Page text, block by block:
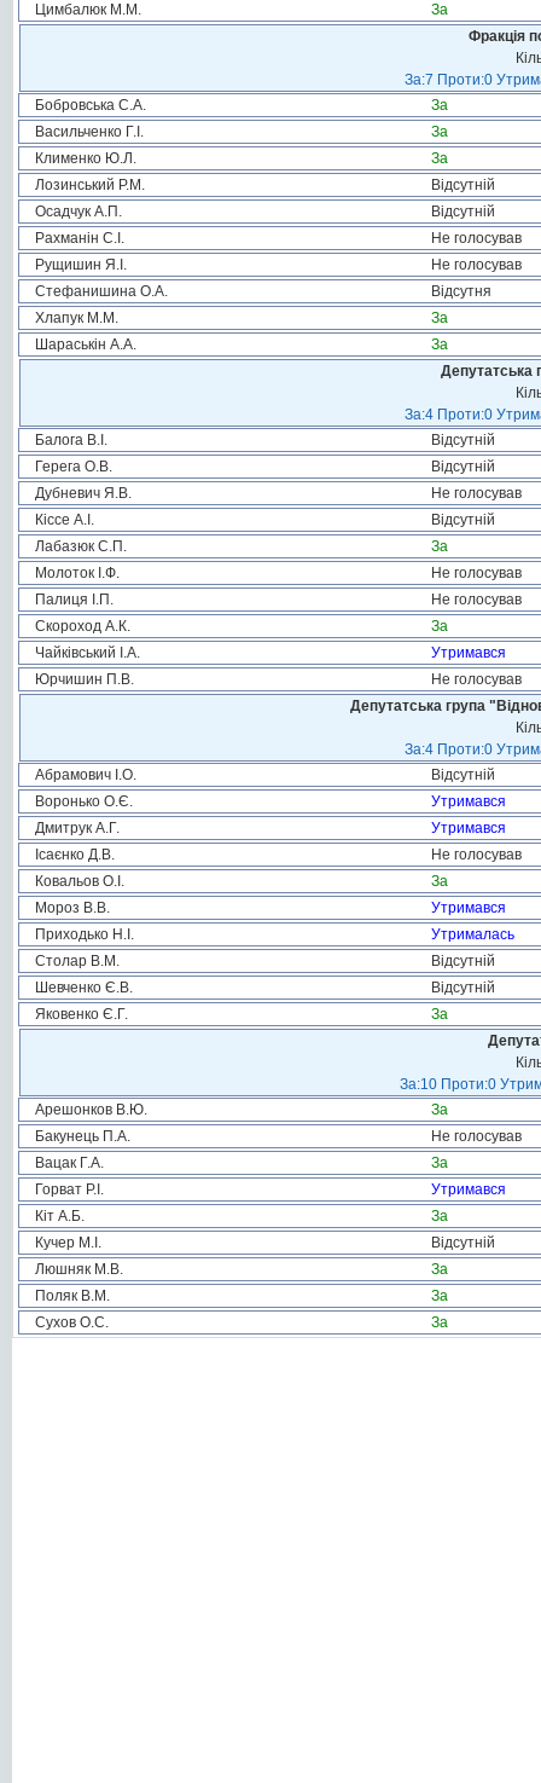
Цимбалюк М.М.
За
Фракція
За:7 Проти:0
Бобровська С.А.
За
Васильченко Г.І.
За
Клименко Ю.Л.
За
Лозинський Р.М.
Відсутній
Осадчук А.П.
Відсутній
Рахманін С.І.
Не голосував
Рущишин Я.І.
Не голосував
Стефанишина О.А.
Відсутня
Хлапук М.М.
За
Шараськін А.А.
За
Депутатська
За:4 Проти:0
Балога В.І.
Відсутній
Герега О.В.
Відсутній
Дубневич Я.В.
Не голосував
Кіссе А.І.
Відсутній
Лабазюк С.П.
За
Молоток І.Ф.
Не голосував
Палиця І.П.
Не голосував
Скороход А.К.
За
Чайківський І.А.
Утримався
Юрчишин П.В.
Не голосував
Депутатська група
За:4 Проти:0
Абрамович І.О.
Відсутній
Воронько О.Є.
Утримався
Дмитрук А.Г.
Утримався
Ісаєнко Д.В.
Не голосував
Ковальов О.І.
За
Мороз В.В.
Утримався
Приходько Н.І.
Утрималась
Столар В.М.
Відсутній
Шевченко Є.В.
Відсутній
Яковенко Є.Г.
За
За:10 Проти:0
Арешонков В.Ю.
За
Бакунець П.А.
Не голосував
Вацак Г.А.
За
Горват Р.І.
Утримався
Кіт А.Б.
За
Кучер М.І.
Відсутній
Люшняк М.В.
За
Поляк В.М.
За
Сухов О.С.
За